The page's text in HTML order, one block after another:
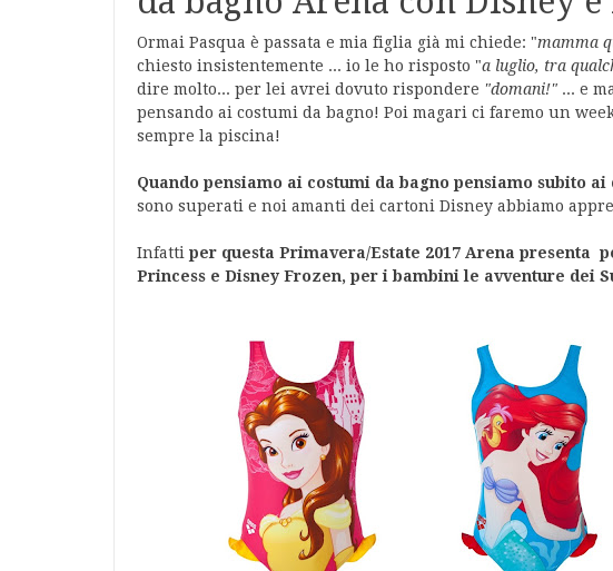
Ormai Pasqua è passata e mia figlia già mi chiede: "mamma
chiesto insistentemente ... io le ho risposto "a luglio, tra
dire molto... per lei avrei dovuto rispondere "domani!" ... e
pensando ai costumi da bagno! Poi magari ci faremo un
sempre la piscina!
Quando pensiamo ai costumi da bagno pensiamo subito
sono superati e noi amanti dei cartoni Disney abbiamo
Infatti per questa Primavera/Estate 2017 Arena presenta
Princess e Disney Frozen, per i bambini le avventure dei